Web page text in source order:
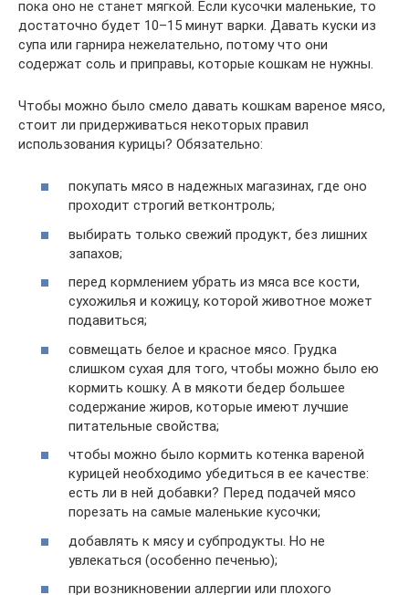
пока оно не станет мягкой. Если кусочки маленькие, то
достаточно будет 10–15 минут варки. Давать куски из
супа или гарнира нежелательно, потому что они
содержат соль и приправы, которые кошкам не нужны.
Чтобы можно было смело давать кошкам вареное мясо,
стоит ли придерживаться некоторых правил
использования курицы? Обязательно:
покупать мясо в надежных магазинах, где оно
проходит строгий ветконтроль;
выбирать только свежий продукт, без лишних
запахов;
перед кормлением убрать из мяса все кости,
сухожилья и кожицу, которой животное может
подавиться;
совмещать белое и красное мясо. Грудка
слишком сухая для того, чтобы можно было ею
кормить кошку. А в мякоти бедер большее
содержание жиров, которые имеют лучшие
питательные свойства;
чтобы можно было кормить котенка вареной
курицей необходимо убедиться в ее качестве:
есть ли в ней добавки? Перед подачей мясо
порезать на самые маленькие кусочки;
добавлять к мясу и субпродукты. Но не
увлекаться (особенно печенью);
при возникновении аллергии или плохого